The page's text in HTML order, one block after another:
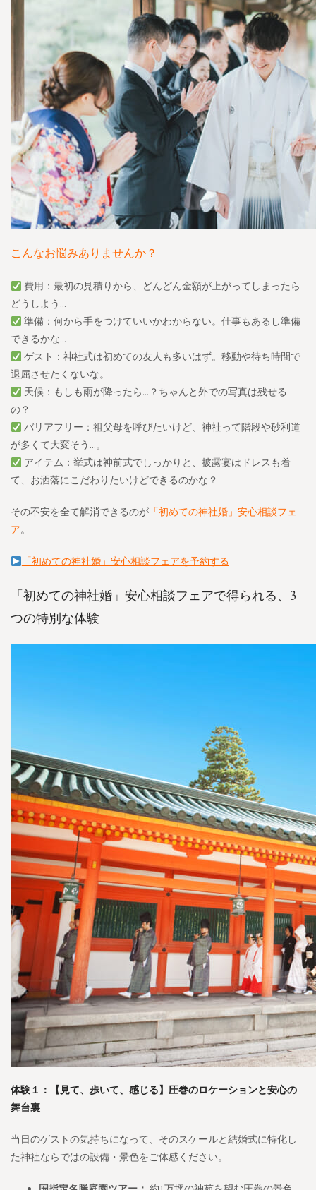
こんなお悩みありませんか？
費用：最初の見積りから、どんどん金額が上がってしまったら
どうしよう…
準備：何から手をつけていいかわからない。仕事もあるし準備
できるかな…
ゲスト：神社式は初めての友人も多いはず。移動や待ち時間で
退屈させたくないな。
天候：もしも雨が降ったら…？ちゃんと外での写真は残せる
の？
バリアフリー：祖父母を呼びたいけど、神社って階段や砂利道
が多くて大変そう…。
アイテム：挙式は神前式でしっかりと、披露宴はドレスも着
て、お洒落にこだわりたいけどできるのかな？
その不安を全て解消できるのが 「初めての神社婚」安心相談フェ
ア。
「初めての神社婚」安心相談フェアを予約する
「初めての神社婚」安心相談フェアで得られる、3
つの特別な体験
体験１：【見て、歩いて、感じる】圧巻のロケーションと安心の
舞台裏
当日のゲストの気持ちになって、そのスケールと結婚式に特化し
た神社ならではの設備・景色をご体感ください。